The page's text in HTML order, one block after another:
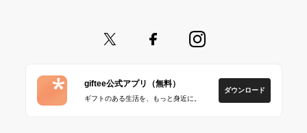
giftee公式アプリ（無料）
ギフトのある生活を、もっと身近に。
ダウンロード